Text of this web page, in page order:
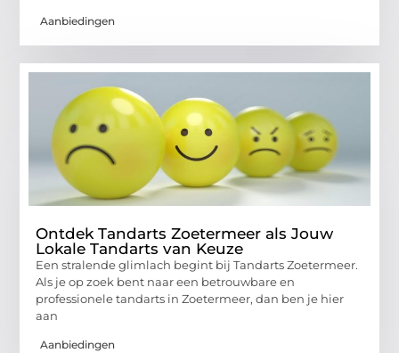
Aanbiedingen
Ontdek Tandarts Zoetermeer als Jouw
Lokale Tandarts van Keuze
Een stralende glimlach begint bij Tandarts Zoetermeer.
Als je op zoek bent naar een betrouwbare en
professionele tandarts in Zoetermeer, dan ben je hier
aan
Aanbiedingen